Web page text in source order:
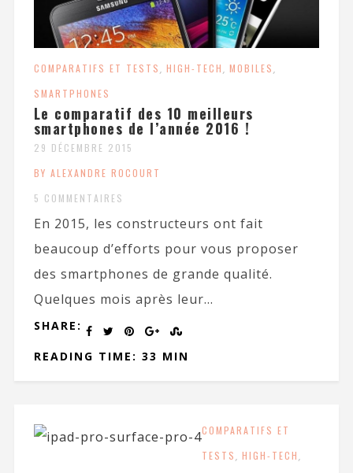
COMPARATIFS ET TESTS, HIGH-TECH, MOBILES,
SMARTPHONES
Le comparatif des 10 meilleurs
smartphones de l’année 2016 !
29 DÉCEMBRE 2015
BY ALEXANDRE ROCOURT
5 COMMENTAIRES
En 2015, les constructeurs ont fait
beaucoup d’efforts pour vous proposer
des smartphones de grande qualité.
Quelques mois après leur...
SHARE:
READING TIME: 33 MIN
COMPARATIFS ET
TESTS, HIGH-TECH,